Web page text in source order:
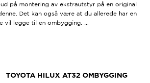
på montering av ekstrautstyr på en original
Det kan også være at du allerede har en
legge til en ombygging. ...
TOYOTA HILUX AT32 OMBYGGING